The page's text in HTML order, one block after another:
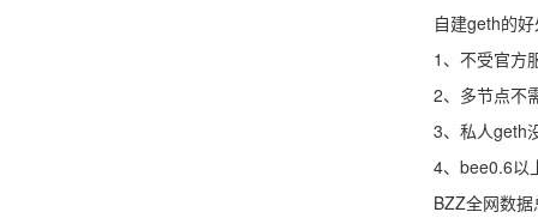
自建geth的好
1、不受官方服
2、多节点不需
3、私人geth没
4、bee0.6以上
BZZ全网数据